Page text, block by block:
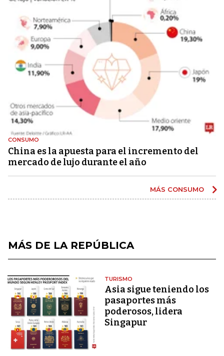
CONSUMO
China es la apuesta para el incremento del
mercado de lujo durante el año
MÁS CONSUMO
MÁS DE LA REPÚBLICA
TURISMO
Asia sigue teniendo los
pasaportes más
poderosos, lidera
Singapur